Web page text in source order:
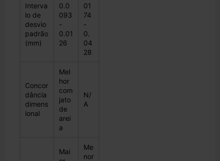
Interva
lo de
desvio
padrão
(mm)
0.0
093
-
0.01
26
01
74
-
0.
04
28
Concor
dância
dimens
ional
Mel
hor
com
jato
de
arei
a
N/
A
Mai
Me
nor